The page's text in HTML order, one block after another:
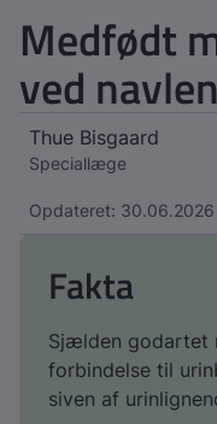
Medfødt
ved
Thue Bisgaard
Speciallæge
Opdateret: 30.06.2026
Fakta
Sjælden godartet
forbindelse til
siven af